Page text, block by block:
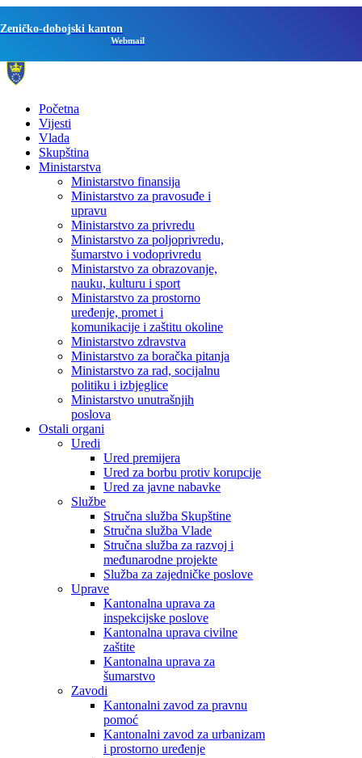
Zeničko-dobojski kanton
Webmail
Početna
Vijesti
Vlada
Skupština
Ministarstva
Ministarstvo finansija
Ministarstvo za pravosuđe i
upravu
Ministarstvo za privredu
Ministarstvo za poljoprivredu,
šumarstvo i vodoprivredu
Ministarstvo za obrazovanje,
nauku, kulturu i sport
Ministarstvo za prostorno
uređenje, promet i
komunikacije i zaštitu okoline
Ministarstvo zdravstva
Ministarstvo za boračka pitanja
Ministarstvo za rad, socijalnu
politiku i izbjeglice
Ministarstvo unutrašnjih
poslova
Ostali organi
Uredi
Ured premijera
Ured za borbu protiv korupcije
Ured za javne nabavke
Službe
Stručna služba Skupštine
Stručna služba Vlade
Stručna služba za razvoj i
međunarodne projekte
Služba za zajedničke poslove
Uprave
Kantonalna uprava za
inspekcijske poslove
Kantonalna uprava civilne
zaštite
Kantonalna uprava za
šumarstvo
Zavodi
Kantonalni zavod za pravnu
pomoć
Kantonalni zavod za urbanizam
i prostorno uređenje